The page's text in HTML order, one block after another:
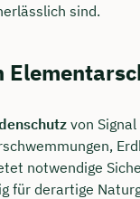
sind.
von
notwendige
für derartige